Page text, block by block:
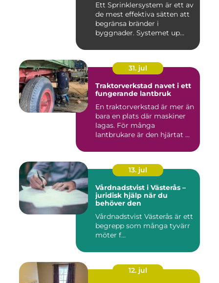
Ett Sprinklersystem är ett av
de mest effektiva sätten att
begränsa bränder i
byggnader. Systemet up...
31. jul
Traktorverkstad navet i ett
fungerande lantbruk
En traktorverkstad är mer än
bara en plats där maskiner
lagas. För många
lantbrukare är den hjärtat ...
13. jul
Vårdnadstvist i Västerås –
juridisk hjälp när du
behöver den
Vårdnadstvist Västerås är ett
begrepp som många tyvärr
möter f...
12. jul